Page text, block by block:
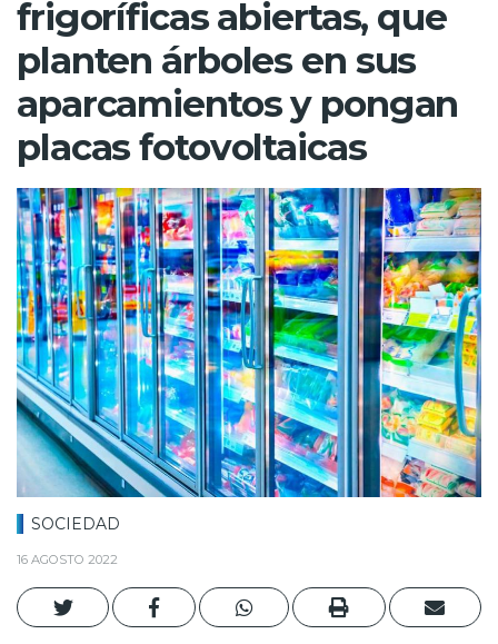
frigoríficas abiertas, que
planten árboles en sus
aparcamientos y pongan
placas fotovoltaicas
SOCIEDAD
16 AGOSTO 2022